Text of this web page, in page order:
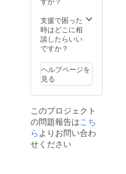
支援で困った
時はどこに相
談したらいい
ですか？
ヘルプページを
見る
このプロジェクト
の問題報告はこち
らよりお問い合わ
せください